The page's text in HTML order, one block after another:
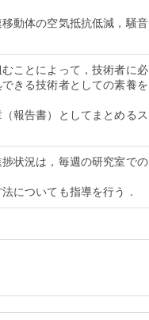
動体の空気抵抗低減，騒音
ことによって，技術者に必
きる技術者としての素養を
報告書）としてまとめるス
状況は，毎週の研究室での